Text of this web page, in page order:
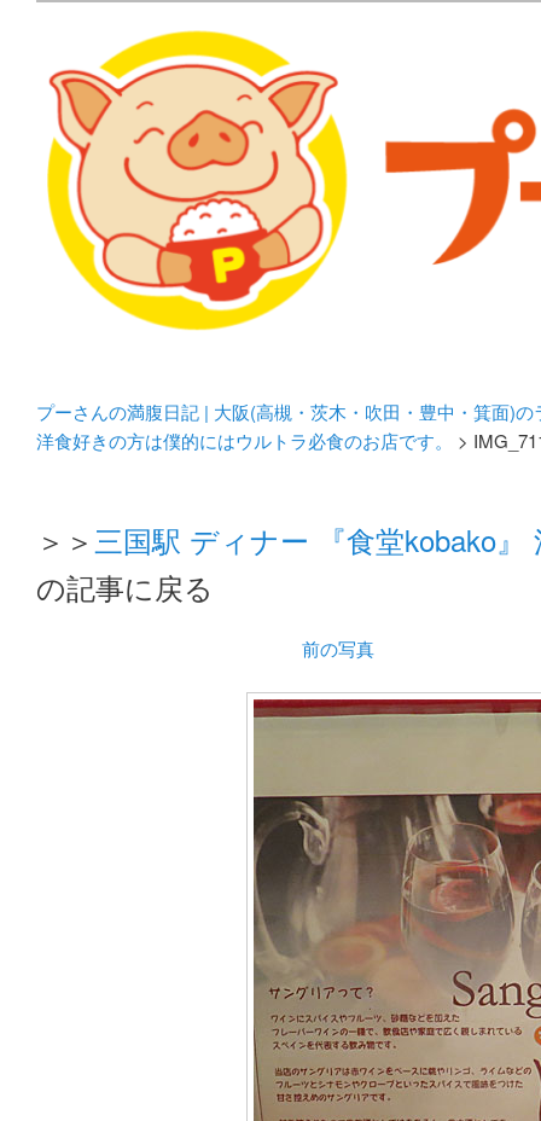
プーさんの満腹日記 |
豊中・箕面)のランチ＆
化してます。
プーさんの満腹日記 | 大阪(高槻・茨木・吹田・豊中・箕面)
洋食好きの方は僕的にはウルトラ必食のお店です。
>
＞＞ 三国駅 ディナー 『食堂kobako
の記事に戻る
前の写真